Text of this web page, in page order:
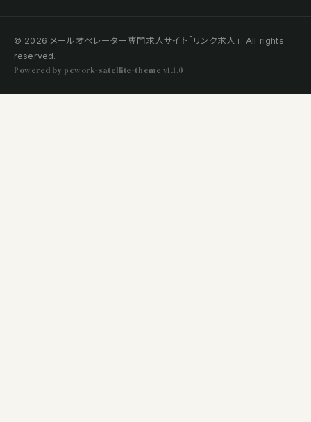
© 2026 メールオペレーター専門求人サイト「リンク求人」. All rights
reserved.
Powered by pcwork-satellite-theme v1.1.0